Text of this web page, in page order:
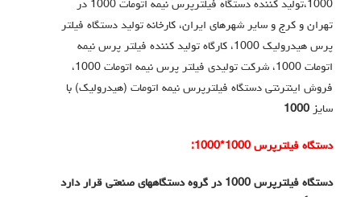
1000،تولید کننده دستگاه فیلترپرس نیمه اتومات 1000 در
تهران و کرج و سایر شهرهای ایران، کارخانه تولید دستگاه فیلتر
پرس هیدرولیک 1000، کارگاه تولید کننده فیلتر پرس نیمه
اتومات 1000، شرکت تولیدی فیلتر پرس نیمه اتومات 1000،
فروش اینترنتی دستگاه فیلترپرس نیمه اتومات (هیدرولیک) با
سایز 1000
دستگاه فیلترپرس 1000*1000:
دستگاه فیلترپرس 1000 در گروه دستگاههای صنعتی قرار دارد